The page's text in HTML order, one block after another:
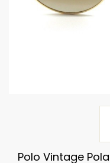
Polo Vintage